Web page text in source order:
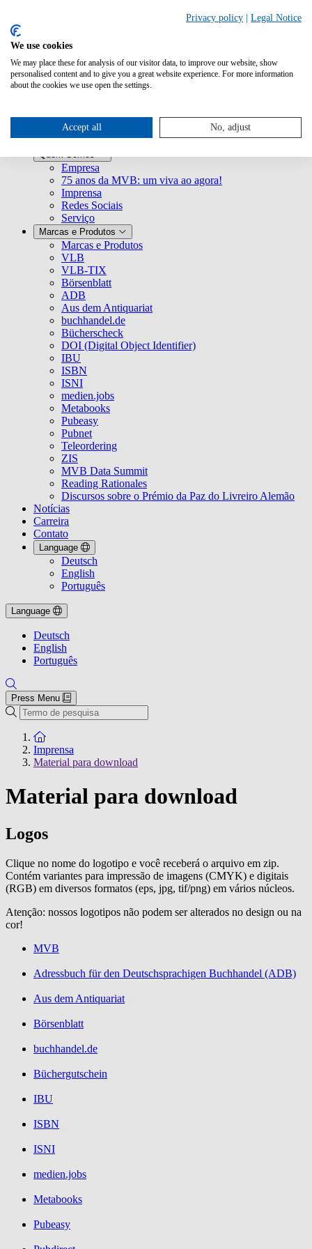
Mailing
Material para download
Mediação de especialistas
Quem Somos
Empresa
75 anos da MVB: um viva ao agora!
Imprensa
Redes Sociais
Serviço
Marcas e Produtos
Marcas e Produtos
VLB
VLB-TIX
Börsenblatt
ADB
Aus dem Antiquariat
buchhandel.de
Bücherscheck
DOI (Digital Object Identifier)
IBU
ISBN
ISNI
medien.jobs
Metabooks
Pubeasy
Pubnet
Teleordering
ZIS
MVB Data Summit
Reading Rationales
Discursos sobre o Prémio da Paz do Livreiro Alemão
Notícias
Carreira
Contato
Language
Deutsch
English
Português
Language
Deutsch
English
Português
Press Menu
Pesquisar
To the homepage
Imprensa
Material para download
Material para download
Logos
Clique no nome do logotipo e você receberá o arquivo em zip.
Contém variantes para impressão de imagens (CMYK) e digitais
(RGB) em diversos formatos (eps, jpg, tif/png) em vários núcleos.
Atenção: nossos logotipos não podem ser alterados no design ou na
cor!
MVB
Adressbuch für den Deutschsprachigen Buchhandel (ADB)
Aus dem Antiquariat
Börsenblatt
buchhandel.de
Büchergutschein
IBU
ISBN
ISNI
medien.jobs
Metabooks
Pubeasy
Privacy policy Legal Notice
We use cookies
We may place these for analysis of our visitor data, to improve our website, show
personalised content and to give you a great website experience. For more information
about the cookies we use open the settings.
Accept all No, adjust